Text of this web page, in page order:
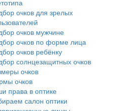
очков для зрелых
очков мужчине
очков по форме лица
очков ребёнку
солнцезащитных очков
очков
очков
права в оптике
салон оптики